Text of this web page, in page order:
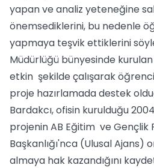
yapan ve analiz yeteneğine
önemsediklerini, bu nedenle
yapmaya teşvik ettiklerini
Müdürlüğü bünyesinde
etkin şekilde çalışarak
proje hazırlamada destek
Bardakcı, ofisin kurulduğu
projenin AB Eğitim ve Gençlik
Başkanlığı'nca (Ulusal Ajans)
almaya hak kazandığını